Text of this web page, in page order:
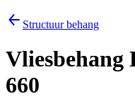
Structuur behang
660